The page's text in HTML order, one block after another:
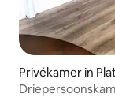
Privékamer in